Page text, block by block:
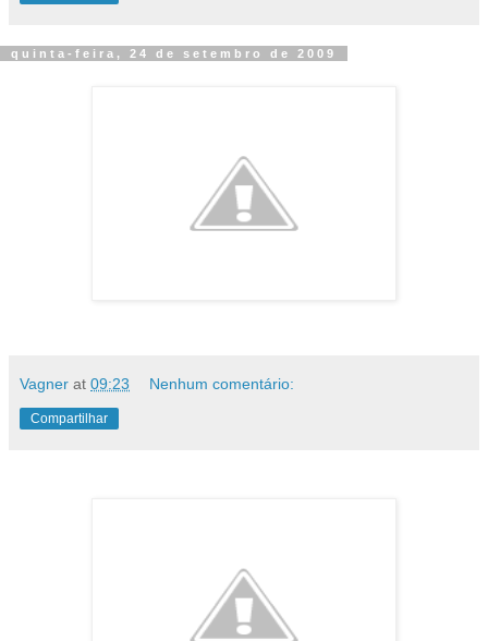
quinta-feira, 24 de setembro de 2009
Vagner at 09:23 Nenhum comentário:
Compartilhar